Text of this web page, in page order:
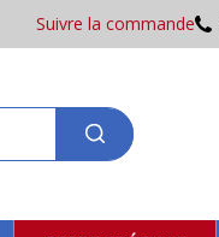
Suivre la commande